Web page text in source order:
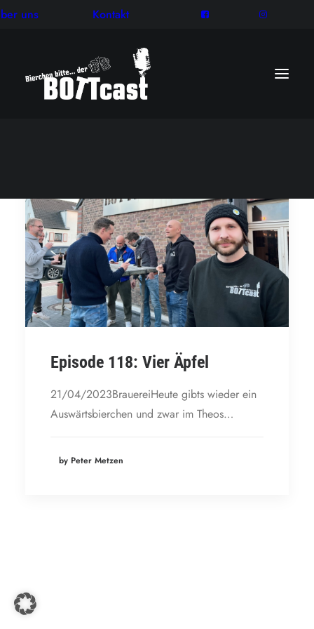
uns Kontakt
Episode 118: Vier Äpfel
21/04/2023BrauereiHeute gibts wieder ein
Auswärtsbierchen und zwar im Theos…
by Peter Metzen